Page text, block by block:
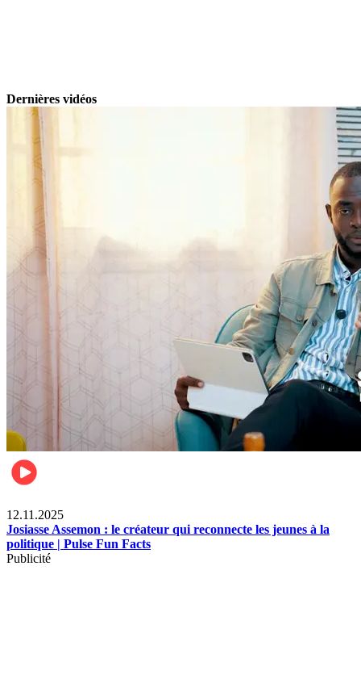
Dernières vidéos
12.11.2025
Josiasse Assemon : le créateur qui reconnecte les jeunes à la
politique | Pulse Fun Facts
Publicité